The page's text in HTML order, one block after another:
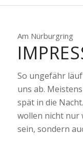
Am Nürburgring
So ungefähr
uns ab.
spät in die
wollen nicht nur
sein, sondern